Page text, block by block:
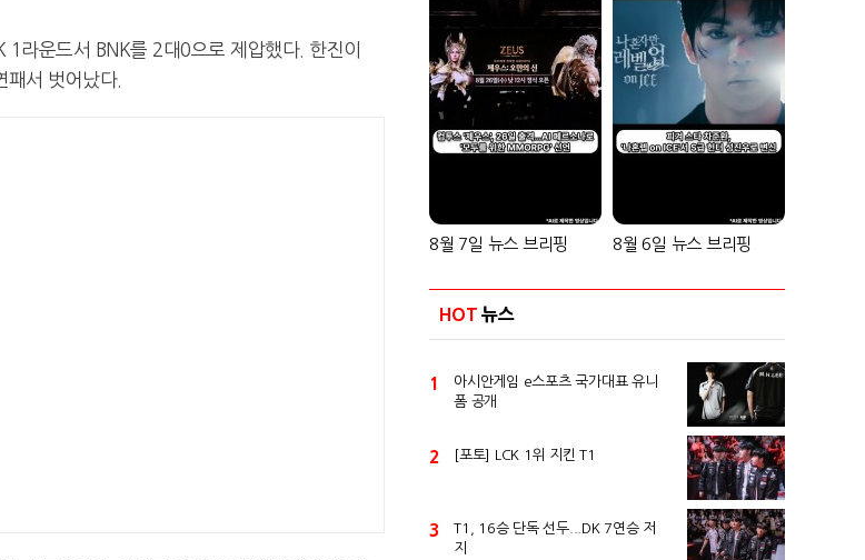
라운드서 BNK를 2대0으로 제압했다. 한진이
서 벗어났다.
8월 7일 뉴스 브리핑 8월 6일 뉴스 브리핑
HOT 뉴스
1
아시안게임 e스포츠 국가대표 유니
폼 공개
2 [포토] LCK 1위 지킨 T1
3
T1, 16승 단독 선두...DK 7연승 저
지